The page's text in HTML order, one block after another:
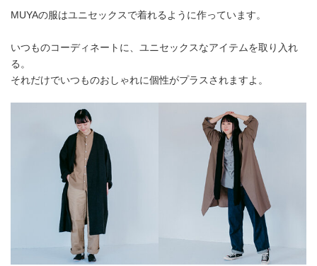
MUYAの服はユニセックスで着れるように作っています。
いつものコーディネートに、ユニセックスなアイテムを取り入れ
る。
それだけでいつものおしゃれに個性がプラスされますよ。